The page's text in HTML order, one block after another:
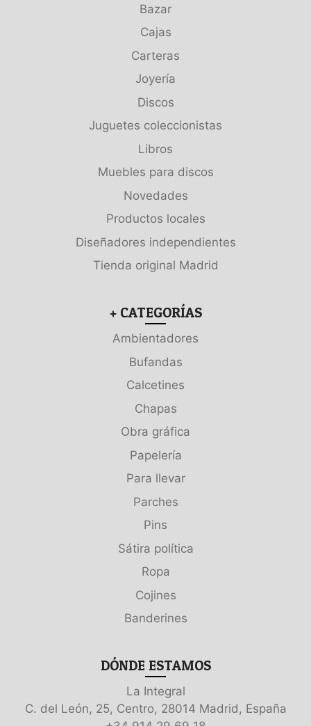
Bazar
Cajas
Carteras
Joyería
Discos
Juguetes coleccionistas
Libros
Muebles para discos
Novedades
Productos locales
Diseñadores independientes
Tienda original Madrid
+ CATEGORÍAS
Ambientadores
Bufandas
Calcetines
Chapas
Obra gráfica
Papelería
Para llevar
Parches
Pins
Sátira política
Ropa
Cojines
Banderines
DÓNDE ESTAMOS
La Integral
C. del León, 25, Centro, 28014 Madrid, España